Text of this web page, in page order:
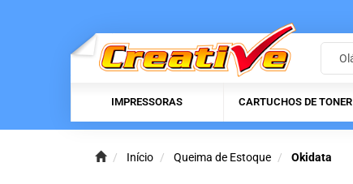
IMPRESSORAS CARTUCHOS DE TONER
Início Queima de Estoque Okidata